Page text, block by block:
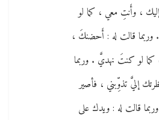
، وأَنتِ معي ، كما لو
قالت له : أَحضنكَ ،
كما لو كنتَ نهديَّ . وربما
إليَّ تذوِّبني ، فأصير
قالت له : ويدك على